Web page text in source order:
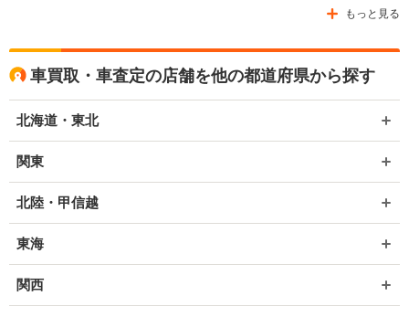
もっと見る
車買取・車査定の店舗を他の都道府県から探す
北海道・東北
関東
北陸・甲信越
東海
関西